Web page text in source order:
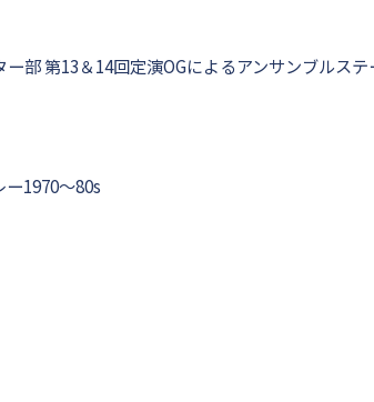
部 第13＆14回定演OGによるアンサンブルステ
1970～80s